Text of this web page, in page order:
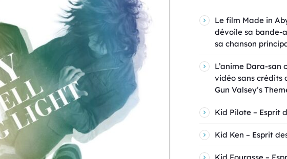
Le film Made in
dévoile sa bande-
sa chanson
L’anime Dara-san
vidéo sans crédits
Gun Valsey’s
Kid Pilote – Esprit
Kid Ken – Esprit
Kid Fourasse –